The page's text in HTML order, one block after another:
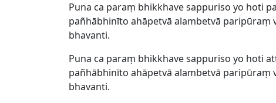
Puna ca paraṃ bhikkhave sappuriso yo hoti
pañhābhinīto ahāpetvā alambetvā
bhavanti.
Puna ca paraṃ bhikkhave sappuriso yo hoti
pañhābhinīto ahāpetvā alambetvā
bhavanti.